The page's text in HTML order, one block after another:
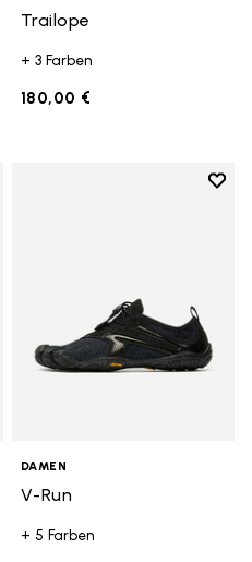
Trailope
+ 3 Farben
180,00 €
to wishlist
Add
DAMEN
V-Run
+ 5 Farben